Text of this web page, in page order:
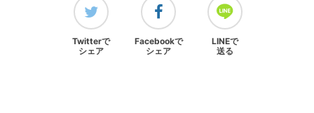
Twitterで
シェア
Facebookで
シェア
LINEで
送る